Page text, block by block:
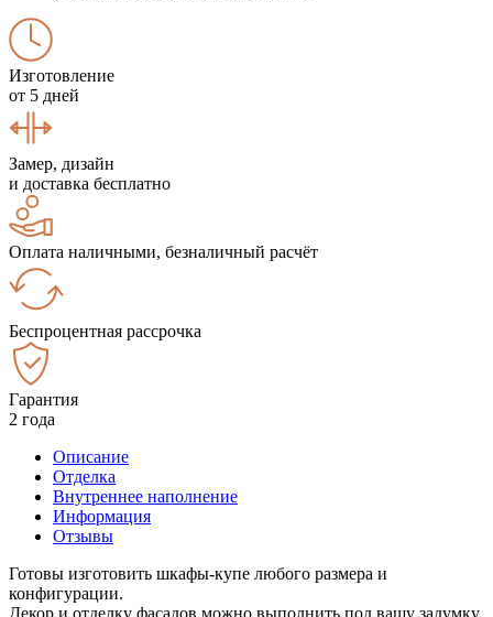
Изготовление
от 5 дней
Замер, дизайн
и доставка бесплатно
Оплата наличными, безналичный расчёт
Беспроцентная рассрочка
Гарантия
2 года
Описание
Отделка
Внутреннее наполнение
Информация
Отзывы
Готовы изготовить шкафы-купе любого размера и
конфигурации.
Декор и отделку фасадов можно выполнить под вашу задумку.